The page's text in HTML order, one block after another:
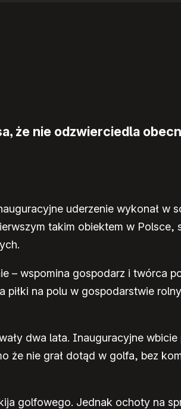
że nie odzwierciedla
uderzenie wykonał w
takim obiektem w
– wspomina gospodarz i twórca
na polu w gospodarstwie
dwa lata. Inauguracyjne
że nie grał dotąd w golfa, bez
golfowego. Jednak ochoty na